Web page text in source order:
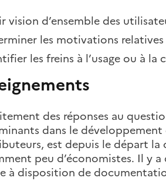
vision d’ensemble des
les motivations
les freins à l’usage ou à
des réponses au
dans le
est depuis le départ
peu d’économistes. Il y
à disposition de